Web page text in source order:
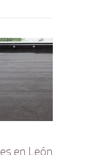
en León